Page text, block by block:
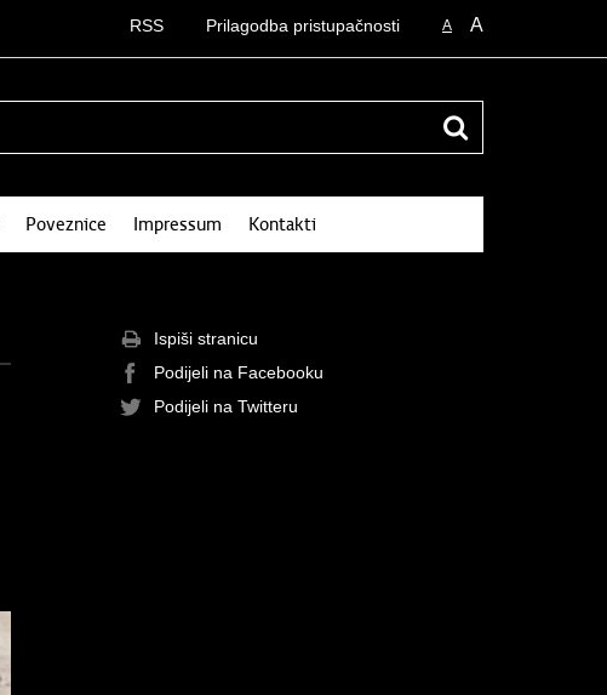
A A
Prilagodba pristupačnosti
RSS
Poveznice Impressum Kontakti
Ispiši stranicu
Podijeli na Facebooku
Podijeli na Twitteru